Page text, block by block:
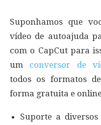
Suponhamos que
vídeo de autoajuda
com o CapCut para
um conversor de
todos os formatos
forma gratuita e
Suporte a diversos